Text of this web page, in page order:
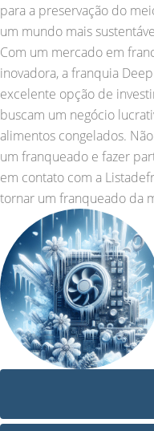
para a preservação do
um mundo mais
Com um mercado em
inovadora, a franquia
excelente opção de
buscam um negócio
alimentos congelados.
um franqueado e fazer
em contato com a
tornar um franqueado da